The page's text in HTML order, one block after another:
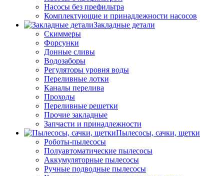
Насосы без префильтра
Комплектующие и принадлежности насосов
Закладные детали
Скиммеры
Форсунки
Донные сливы
Водозаборы
Регуляторы уровня воды
Переливные лотки
Каналы перелива
Проходы
Переливные решетки
Прочие закладные
Запчасти и принадлежности
Пылесосы, сачки, щетки
Роботы-пылесосы
Полуавтоматические пылесосы
Аккумуляторные пылесосы
Ручные подводные пылесосы